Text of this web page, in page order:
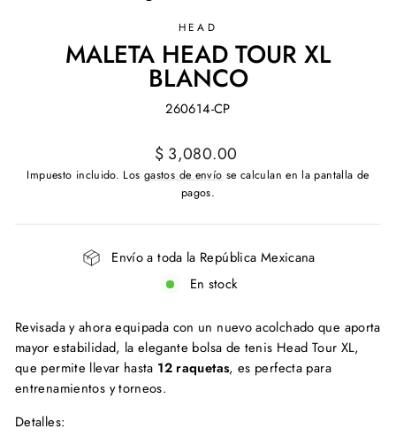
HEAD
MALETA HEAD TOUR XL
BLANCO
260614-CP
Precio
habitual
$ 3,080.00
Impuesto incluido. Los gastos de envío se calculan en la pantalla de
pagos.
Envío a toda la República Mexicana
En stock
Revisada y ahora equipada con un nuevo acolchado que aporta
mayor estabilidad, la elegante bolsa de tenis Head Tour XL,
que permite llevar hasta 12 raquetas, es perfecta para
entrenamientos y torneos.
Detalles: